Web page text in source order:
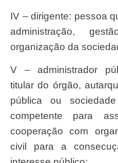
IV – dirigente: pessoa que detenha poderes de
administração,
organização da
V – administrador público: agente público,
titular do órgão,
pública ou
competente para
cooperação com
civil para a